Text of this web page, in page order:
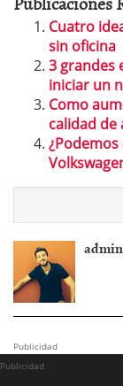
Cuatro
sin oficina
3 grandes
iniciar un
Como
calidad de
admin
Publicidad
Publicidad